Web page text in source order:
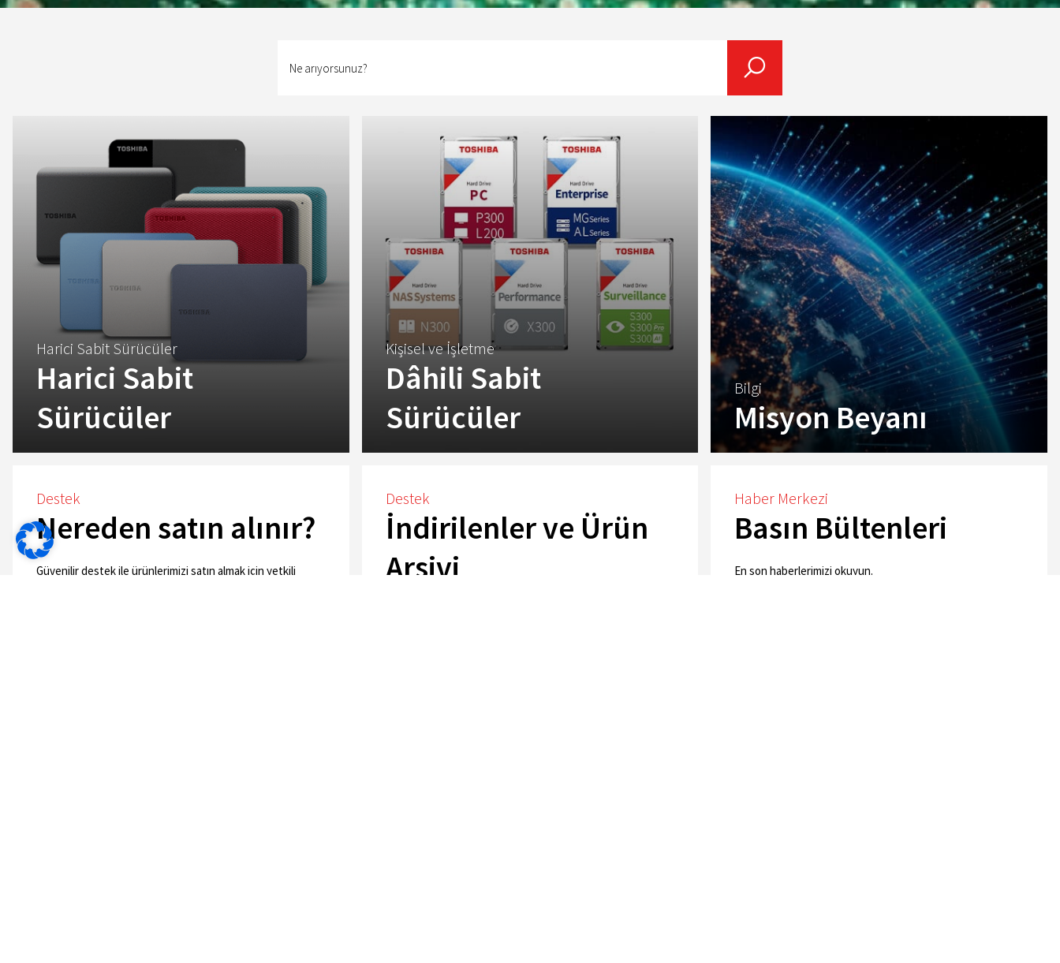
Harici Sabit Sürücüler
Harici Sabit
Sürücüler
Görünüm
Kişisel ve İşletme
Dâhili Sabit
Sürücüler
Görünüm
Bilgi
Misyon Beyanı
Misyonumuz
Destek
Nereden satın alınır?
Güvenilir destek ile ürünlerimizi satın almak için yetkili
Destek
İndirilenler ve Ürün
Arşivi
Haber Merkezi
Basın Bültenleri
En son haberlerimizi okuyun.